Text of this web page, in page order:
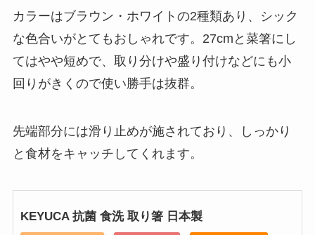
カラーはブラウン・ホワイトの2種類あり、シック
な色合いがとてもおしゃれです。27cmと菜箸にし
てはやや短めで、取り分けや盛り付けなどにも小
回りがきくので使い勝手は抜群。
先端部分には滑り止めが施されており、しっかり
と食材をキャッチしてくれます。
KEYUCA 抗菌 食洗 取り箸 日本製